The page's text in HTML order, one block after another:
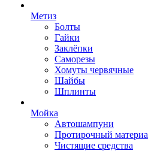
Метиз
Болты
Гайки
Заклёпки
Саморезы
Хомуты червячные
Шайбы
Шплинты
Мойка
Автошампуни
Протирочный
Чистящие средства